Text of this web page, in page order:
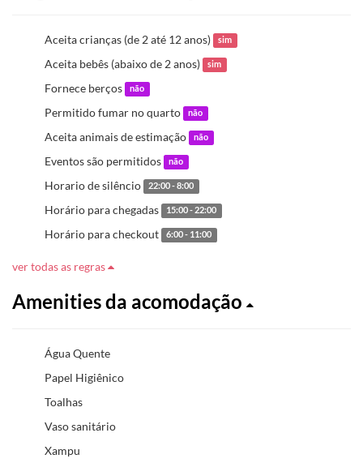
Aceita crianças (de 2 até 12 anos) sim
Aceita bebês (abaixo de 2 anos) sim
Fornece berços não
Permitido fumar no quarto não
Aceita animais de estimação não
Eventos são permitidos não
Horario de silêncio 22:00 - 8:00
Horário para chegadas 15:00 - 22:00
Horário para checkout 6:00 - 11:00
ver todas as regras
Amenities da acomodação
Água Quente
Papel Higiênico
Toalhas
Vaso sanitário
Xampu